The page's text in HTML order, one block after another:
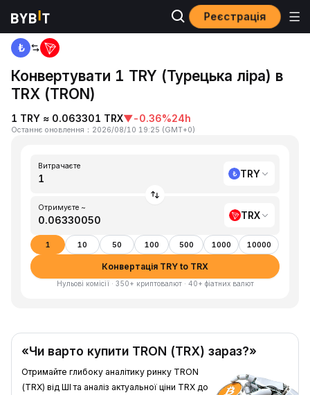
Реєстрація
Головна
Конвертувати 1 TRY (Турецька ліра) в
TRX (TRON)
1 TRY ≈ 0.063301 TRX▼-0.36%24h
Останнє оновлення ： 2026/08/10 19:25 (GMT+0)
Витрачаєте
TRY
Отримуєте ~
TRX
1 10 50 100 500 1000 10000
Конвертація TRY to TRX
Нульові комісії · 350+ криптовалют · 40+ фіатних валют
«Чи варто купити TRON (TRX) зараз?»
Отримайте глибоку аналітику ринку TRON
(TRX) від ШІ та аналіз актуальної ціни TRX до